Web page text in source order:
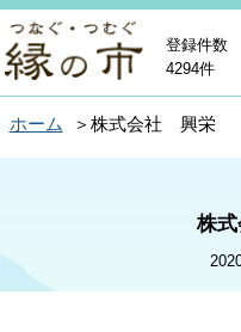
登録件数
4294件
ホーム 株式会社 興栄
株